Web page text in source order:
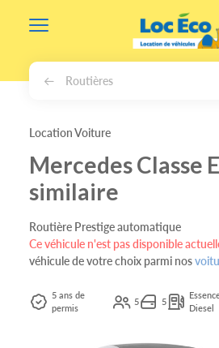
Routières
Location Voiture
Mercedes Classe
similaire
Routière Prestige automatique
Ce véhicule n'est pas disponible
véhicule de votre choix parmi nos
5 ans de
permis
5 5
Diesel